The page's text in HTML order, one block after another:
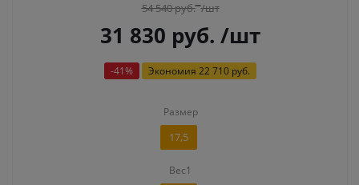
54 540руб. /шт
31 830 руб. /шт
-41% Экономия 22 710 руб.
Размер
17,5
Вес1